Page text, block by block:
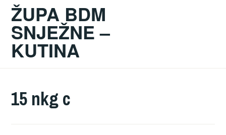
ŽUPA BDM
SNJEŽNE –
KUTINA
15 nkg c